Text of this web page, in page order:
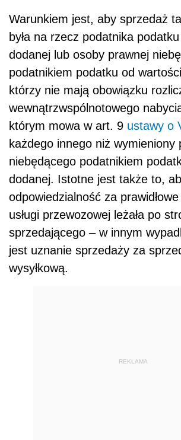
Warunkiem jest, aby sprzedaż
była na rzecz podatnika
dodanej lub osoby prawnej
podatnikiem podatku od
którzy nie mają obowiązku
wewnątrzwspólnotowego
którym mowa w art. 9 ustawy o
każdego innego niż wymieniony
niebędącego podatnikiem
dodanej. Istotne jest także to,
odpowiedzialność za
usługi przewozowej leżała po
sprzedającego – w innym
jest uznanie sprzedaży za
wysyłkową.
REKLAMA